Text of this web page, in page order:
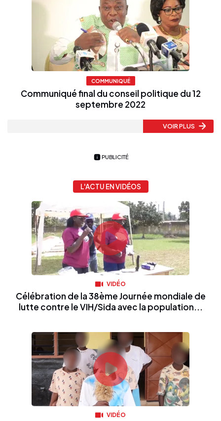
COMMUNIQUÉ
Communiqué final du conseil politique du 12
septembre 2022
VOIR PLUS
PUBLICITÉ
L'ACTU EN VIDÉOS
VIDÉO
Célébration de la 38ème Journée mondiale de
lutte contre le VIH/Sida avec la population...
VIDÉO